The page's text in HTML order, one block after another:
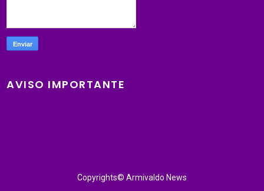
AVISO IMPORTANTE
Copyrights© Armivaldo News